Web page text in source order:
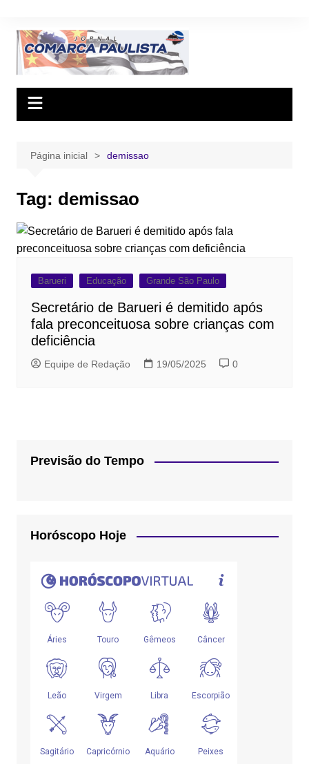
conteúdo
Página inicial demissao
Tag: demissao
Barueri Educação Grande São Paulo
Secretário de Barueri é demitido após
fala preconceituosa sobre crianças com
deficiência
Equipe de Redação 19/05/2025 0
Previsão do Tempo
Horóscopo Hoje